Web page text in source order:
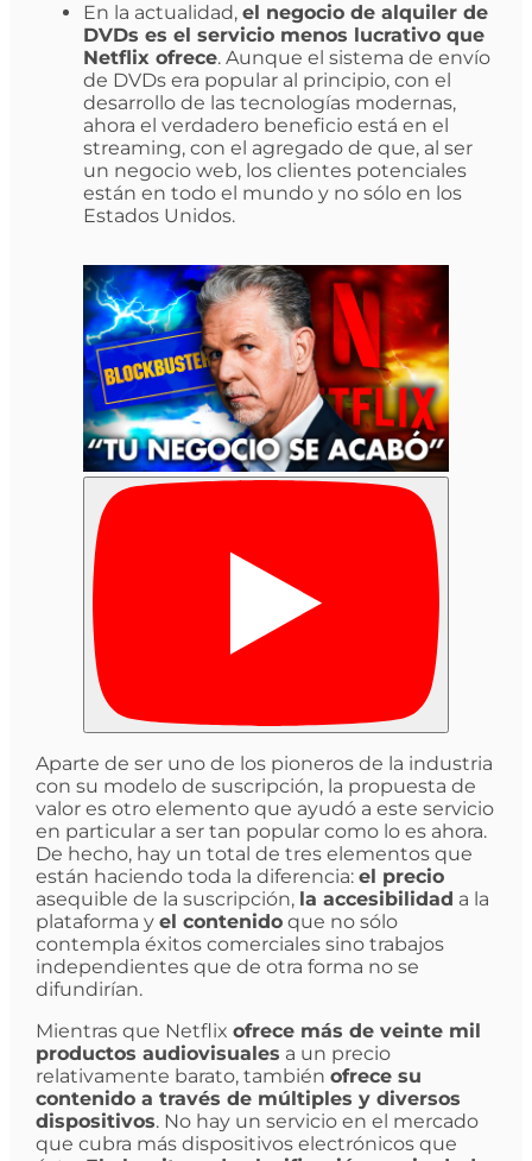
En la actualidad, el negocio de alquiler de
DVDs es el servicio menos lucrativo que
Netflix ofrece. Aunque el sistema de envío
de DVDs era popular al principio, con el
desarrollo de las tecnologías modernas,
ahora el verdadero beneficio está en el
streaming, con el agregado de que, al ser
un negocio web, los clientes potenciales
están en todo el mundo y no sólo en los
Estados Unidos.
Aparte de ser uno de los pioneros de la industria
con su modelo de suscripción, la propuesta de
valor es otro elemento que ayudó a este servicio
en particular a ser tan popular como lo es ahora.
De hecho, hay un total de tres elementos que
están haciendo toda la diferencia: el precio
asequible de la suscripción, la accesibilidad a la
plataforma y el contenidoque no sólo
contempla éxitos comerciales sino trabajos
independientes que de otra forma no se
difundirían.
Mientras que Netflix ofrece más de veinte mil
productos audiovisuales a un precio
relativamente barato, también ofrece su
contenido a través de múltiples y diversos
dispositivos. No hay un servicio en el mercado
que cubra más dispositivos electrónicos que